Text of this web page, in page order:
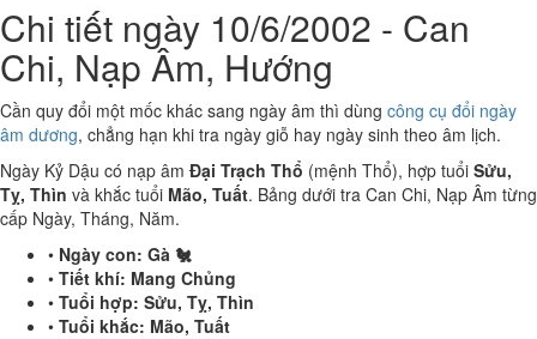
Chi tiết ngày 10/6/2002 - Can
Chi, Nạp Âm, Hướng
Cần quy đổi một mốc khác sang ngày âm thì dùng công cụ đổi ngày
âm dương, chẳng hạn khi tra ngày giỗ hay ngày sinh theo âm lịch.
Ngày Kỷ Dậu có nạp âm Đại Trạch Thổ (mệnh Thổ), hợp tuổi Sửu,
Tỵ, Thìn và khắc tuổi Mão, Tuất. Bảng dưới tra Can Chi, Nạp Âm từng
cấp Ngày, Tháng, Năm.
• Ngày con: Gà 🐔
• Tiết khí: Mang Chủng
• Tuổi hợp: Sửu, Tỵ, Thìn
• Tuổi khắc: Mão, Tuất